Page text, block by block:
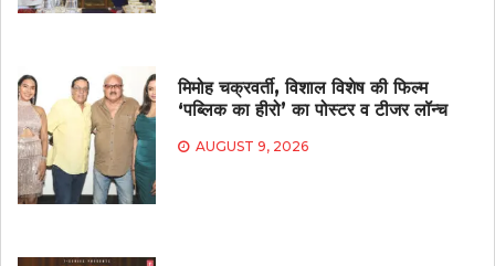
मिमोह चक्रवर्ती, विशाल विशेष की फिल्म
‘पब्लिक का हीरो’ का पोस्टर व टीजर लॉन्च
AUGUST 9, 2026